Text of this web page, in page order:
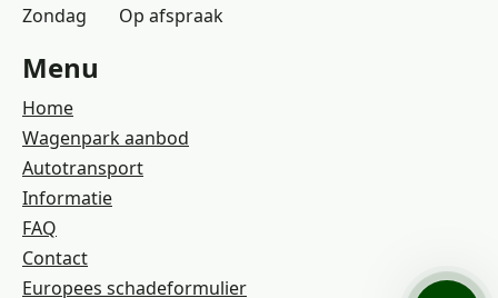
Zondag
Op afspraak
Menu
Home
Wagenpark aanbod
Autotransport
Informatie
FAQ
Contact
Europees schadeformulier